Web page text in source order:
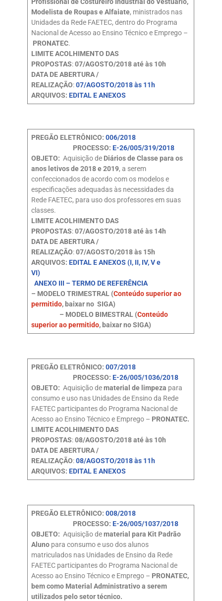
Modelista de Roupas e Alfaiate, ministrados nas
Unidades da Rede FAETEC, dentro do Programa
Nacional de Acesso ao Ensino Técnico e Emprego –
PRONATEC.
LIMITE ACOLHIMENTO DAS
PROPOSTAS:07/AGOSTO/2018 até às 10h
DATA DE ABERTURA /
REALIZAÇÃO:07/AGOSTO/2018 às 11h
ARQUIVOS: EDITAL E ANEXOS
PREGÃO ELETRÔNICO: 006/2018
PROCESSO: E-26/005/319/2018
OBJETO: Aquisição de Diários de Classe para os
anos letivos de 2018 e 2019, a serem
confeccionados de acordo com os modelos e
especificações adequadas às necessidades da
Rede FAETEC, para uso dos professores em suas
classes.
LIMITE ACOLHIMENTO DAS
PROPOSTAS:07/AGOSTO/2018 até às 14h
DATA DE ABERTURA /
REALIZAÇÃO:07/AGOSTO/2018 às 15h
ARQUIVOS: EDITAL E ANEXOS (I, II, IV, V e
VI)
ANEXO III – TERMO DE REFERÊNCIA
– MODELO TRIMESTRAL (Conteúdo superior ao
permitido, baixar no SIGA)
– MODELO BIMESTRAL (Conteúdo
superior ao permitido, baixar no SIGA)
PREGÃO ELETRÔNICO: 007/2018
PROCESSO: E-26/005/1036/2018
OBJETO: Aquisição dematerial de limpeza para
consumo e uso nas Unidades de Ensino da Rede
FAETEC participantes do Programa Nacional de
Acesso ao Ensino Técnico e Emprego – PRONATEC.
LIMITE ACOLHIMENTO DAS
PROPOSTAS:08/AGOSTO/2018 até às 10h
DATA DE ABERTURA /
REALIZAÇÃO:08/AGOSTO/2018 às 11h
ARQUIVOS: EDITAL E ANEXOS
PREGÃO ELETRÔNICO: 008/2018
PROCESSO: E-26/005/1037/2018
OBJETO: Aquisição dematerial para Kit Padrão
Alunopara consumo e uso dos alunos
matriculados nas Unidades de Ensino da Rede
FAETEC participantes do Programa Nacional de
Acesso ao Ensino Técnico e Emprego – PRONATEC,
bem como Material Administrativo a serem
utilizados pelo setor técnico.